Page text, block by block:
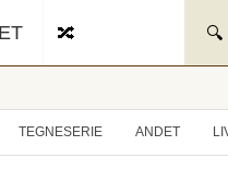
TEGNESERIE ANDET